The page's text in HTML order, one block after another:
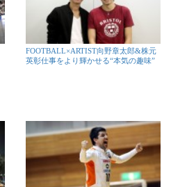
FOOTBALL×ARTIST向野章太郎&株元
英彰仕事をより輝かせる“本気の趣味”